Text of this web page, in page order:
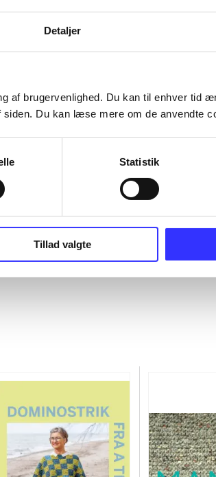
Detaljer
af brugervenlighed. Du kan til enhver tid
Du kan læse mere om de anvendte
Statistik
Tillad valgte